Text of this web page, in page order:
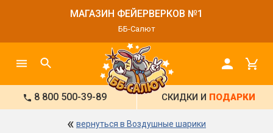
МАГАЗИН ФЕЙЕРВЕРКОВ №1
ББ-Салют
8 800 500-39-89 СКИДКИ И ПОДАРКИ
« вернуться в Воздушные шарики